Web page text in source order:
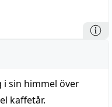
i sin himmel över
kaffetår.